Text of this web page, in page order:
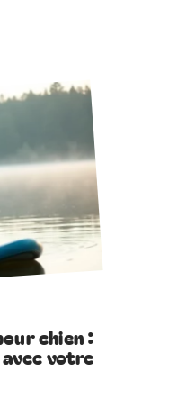
chien :
votre